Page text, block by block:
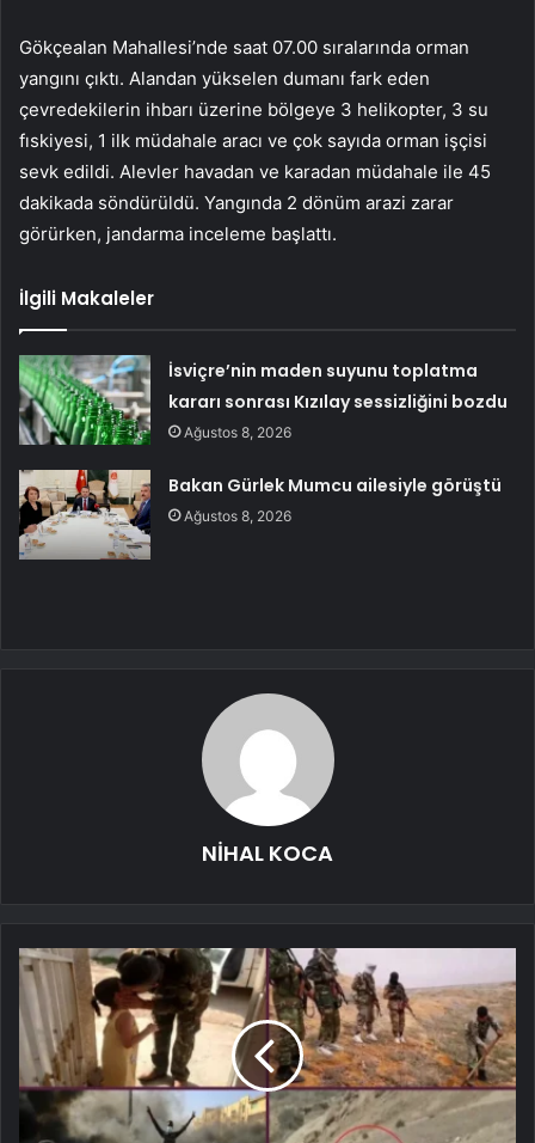
Gökçealan Mahallesi’nde saat 07.00 sıralarında orman
yangını çıktı. Alandan yükselen dumanı fark eden
çevredekilerin ihbarı üzerine bölgeye 3 helikopter, 3 su
fıskiyesi, 1 ilk müdahale aracı ve çok sayıda orman işçisi
sevk edildi. Alevler havadan ve karadan müdahale ile 45
dakikada söndürüldü. Yangında 2 dönüm arazi zarar
görürken, jandarma inceleme başlattı.
İlgili Makaleler
İsviçre’nin maden suyunu toplatma
kararı sonrası Kızılay sessizliğini bozdu
Ağustos 8, 2026
Bakan Gürlek Mumcu ailesiyle görüştü
Ağustos 8, 2026
NİHAL KOCA